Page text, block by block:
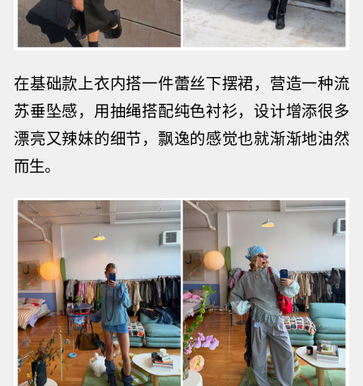
在基础款上衣内搭一件蕾丝下摆裙，营造一种流
苏垂坠感，用抽绳搭配纯色衬衫，设计增添很多
漂亮又辣妹的细节，飘逸的感觉也就渐渐地油然
而生。